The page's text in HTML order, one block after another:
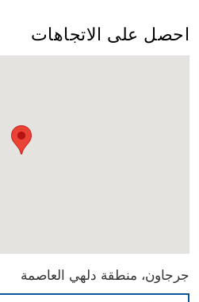
احصل على الاتجاهات
جرجاون، منطقة دلهي العاصمة